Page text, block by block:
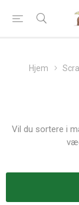
Hjem
Vil du sortere i